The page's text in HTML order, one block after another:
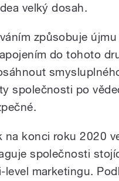
velký dosah.
způsobuje
do tohoto
společnosti po
na konci roku 2020
společnosti
marketingu.